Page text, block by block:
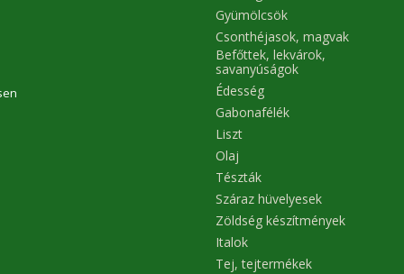
keverhető más gluténmentes
liszttel is. Rántott hús
panírozásához is tökéletes
amennyiben a kisütése nem
forró olajban, hanem sütőben és
tepsiben történik.
Gyümölcsök
Csonthéjasok, magvak
Befőttek, lekvárok,
savanyúságok
Édesség
Gabonafélék
Liszt
Olaj
Tészták
Száraz hüvelyesek
Zöldség készítmények
Italok
Tej, tejtermékek